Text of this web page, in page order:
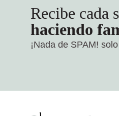
Recibe cada
haciendo
¡Nada de SPAM!